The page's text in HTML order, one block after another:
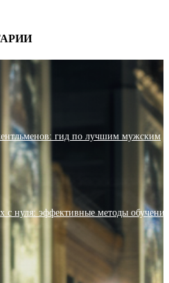
гид по лучшим мужским
с нуля: эффективные методы